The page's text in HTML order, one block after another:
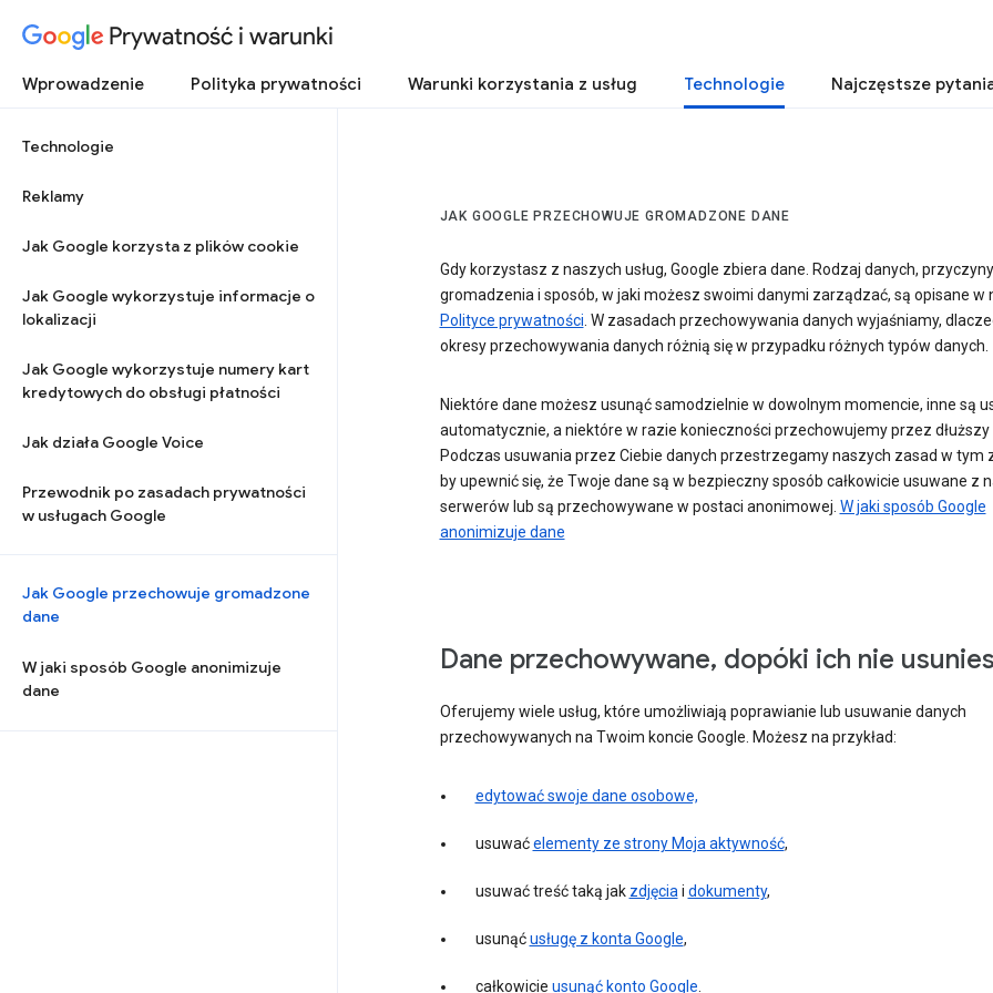
Prywatność i warunki
Wprowadzenie Polityka prywatności Warunki korzystania z usług Technologie Najczęstsze
Technologie
Reklamy
Jak Google korzysta z plików cookie
Jak Google wykorzystuje informacje o
lokalizacji
Jak Google wykorzystuje numery kart
kredytowych do obsługi płatności
Jak działa Google Voice
Przewodnik po zasadach prywatności
w usługach Google
Jak Google przechowuje gromadzone
dane
W jaki sposób Google anonimizuje
dane
JAK GOOGLE PRZECHOWUJE GROMADZONE DANE
Gdy korzystasz z naszych usług, Google zbiera dane. Rodzaj danych,
gromadzenia i sposób, w jaki możesz swoimi danymi zarządzać, są opisane w
Polityce prywatności. W zasadach przechowywania danych wyjaśniamy,
okresy przechowywania danych różnią się w przypadku różnych typów danych.
Niektóre dane możesz usunąć samodzielnie w dowolnym momencie, inne są
automatycznie, a niektóre w razie konieczności przechowujemy przez dłuższy
Podczas usuwania przez Ciebie danych przestrzegamy naszych zasad w tym
by upewnić się, że Twoje dane są w bezpieczny sposób całkowicie usuwane z
serwerów lub są przechowywane w postaci anonimowej. W jaki sposób Google
anonimizuje dane
Dane przechowywane, dopóki ich nie
Oferujemy wiele usług, które umożliwiają poprawianie lub usuwanie danych
przechowywanych na Twoim koncie Google. Możesz na przykład:
edytować swoje dane osobowe,
usuwaćelementy ze strony Moja aktywność,
usuwać treść taką jak zdjęciai dokumenty,
usunąćusługę z konta Google,
całkowicie usunąć konto Google.